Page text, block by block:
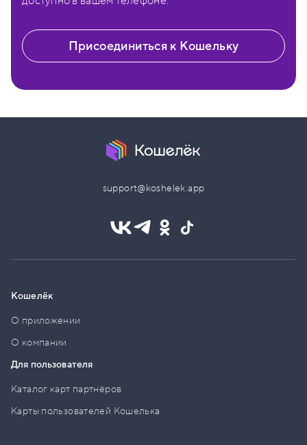
Присоединиться к Кошельку
support@koshelek.app
Кошелёк
О приложении
О компании
Для пользователя
Каталог карт партнёров
Карты пользователей Кошелька